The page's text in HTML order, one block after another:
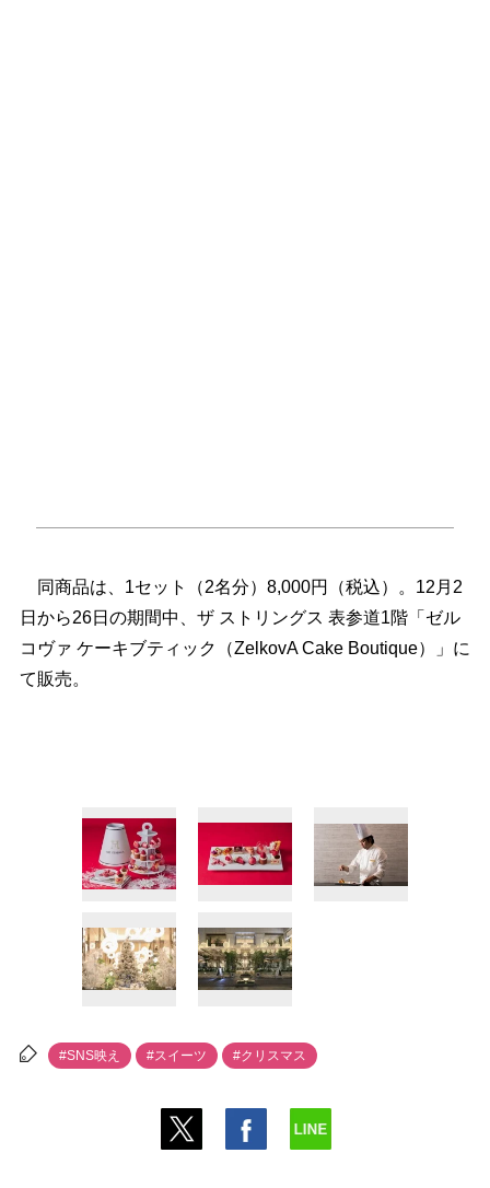
同商品は、1セット（2名分）8,000円（税込）。12月2
日から26日の期間中、ザ ストリングス 表参道1階「ゼル
コヴァ ケーキブティック（ZelkovA Cake Boutique）」に
て販売。
#SNS映え #スイーツ #クリスマス